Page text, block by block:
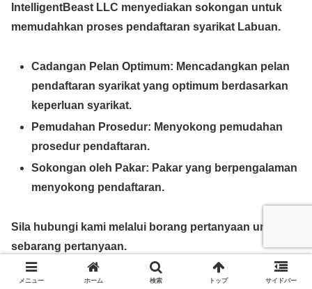
IntelligentBeast LLC menyediakan sokongan untuk
memudahkan proses pendaftaran syarikat Labuan.
Cadangan Pelan Optimum: Mencadangkan pelan
pendaftaran syarikat yang optimum berdasarkan
keperluan syarikat.
Pemudahan Prosedur: Menyokong pemudahan
prosedur pendaftaran.
Sokongan oleh Pakar: Pakar yang berpengalaman
menyokong pendaftaran.
Sila hubungi kami melalui borang pertanyaan untuk
sebarang pertanyaan.
Borang Pertanyaan di sini
メニュー ホーム 検索 トップ サイドバー